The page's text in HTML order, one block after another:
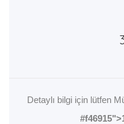
Detaylı bilgi için lütfen